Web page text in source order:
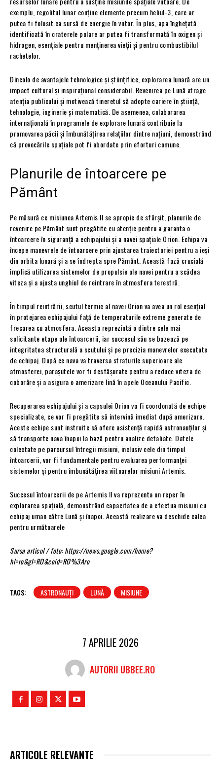
exemplu, regolitul lunar conține elemente precum heliul-3, care ar
putea fi folosit ca sursă de energie în viitor. În plus, apa înghețată
identificată în craterele polare ar putea fi transformată în oxigen și
hidrogen, esențiale pentru menținerea vieții și pentru combustibilul
rachetelor.
Dincolo de avantajele tehnologice și științifice, explorarea lunară are un
impact cultural și inspirațional considerabil. Revenirea pe Lună atrage
atenția publicului și motivează tineretul să adopte cariere în știință,
tehnologie, inginerie și matematică. De asemenea, colaborarea
internațională în programele de explorare lunară contribuie la
promovarea păcii și îmbunătățirea relațiilor dintre națiuni, demonstrând
că provocările spațiale pot fi abordate prin eforturi comune.
Planurile de întoarcere pe
Pământ
Pe măsură ce misiunea Artemis II se apropie de sfârșit, planurile de
revenire pe Pământ sunt pregătite cu atenție pentru a garanta o
întoarcere în siguranță a echipajului și a navei spațiale Orion. Echipa va
începe manevrele de întoarcere prin ajustarea traiectoriei pentru a ieși
din orbita lunară și a se îndrepta spre Pământ. Această fază crucială
implică utilizarea sistemelor de propulsie ale navei pentru a scădea
viteza și a ajusta unghiul de reintrare în atmosfera terestră.
În timpul reintrării, scutul termic al navei Orion va avea un rol esențial
în protejarea echipajului față de temperaturile extreme generate de
frecarea cu atmosfera. Aceasta reprezintă o dintre cele mai
solicitante etape ale întoarcerii, iar succesul său se bazează pe
integritatea structurală a scutului și pe precizia manevrelor executate
de echipaj. După ce nava va traversa straturile superioare ale
atmosferei, parașutele vor fi desfășurate pentru a reduce viteza de
coborâre și a asigura o amerizare lină în apele Oceanului Pacific.
Recuperarea echipajului și a capsulei Orion va fi coordonată de echipe
specializate, ce vor fi pregătite să intervină imediat după amerizare.
Aceste echipe sunt instruite să ofere asistență rapidă astronauților și
să transporte nava înapoi la bază pentru analize detaliate. Datele
colectate pe parcursul întregii misiuni, inclusiv cele din timpul
întoarcerii, vor fi fundamentale pentru evaluarea performanței
sistemelor și pentru îmbunătățirea viitoarelor misiuni Artemis.
Succesul întoarcerii de pe Artemis II va reprezenta un reper în
explorarea spațială, demonstrând capacitatea de a efectua misiuni cu
echipaj uman către Lună și înapoi. Această realizare va deschide calea
pentru următoarele
Sursa articol / foto: https://news.google.com/home?
hl=ro&gl=RO&ceid=RO%3Aro
TAGS: ASTRONAUȚI LUNĂ MISIUNE
7 APRILIE 2026
AUTORII UBBEE.RO
ARTICOLE RELEVANTE